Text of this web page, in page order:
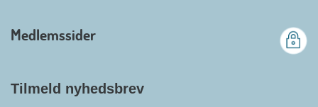
gennemslagskraft og skabe
hjælpemidler samt give
Medlemssider
Tilmeld nyhedsbrev